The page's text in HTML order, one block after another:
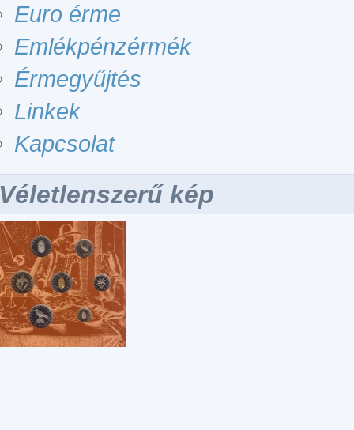
Euro érme
Emlékpénzérmék
Érmegyűjtés
Linkek
Kapcsolat
kép